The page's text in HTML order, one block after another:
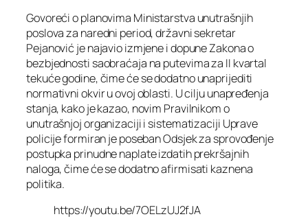
Govoreći o planovima Ministarstva unutrašnjih
poslova za naredni period, državni sekretar
Pejanović je najavio izmjene i dopune Zakona o
bezbjednosti saobraćaja na putevima za II kvartal
tekuće godine, čime će se dodatno unaprijediti
normativni okvir u ovoj oblasti. U cilju unapređenja
stanja, kako je kazao, novim Pravilnikom o
unutrašnjoj organizaciji i sistematizaciji Uprave
policije formiran je poseban Odsjek za sprovođenje
postupka prinudne naplate izdatih prekršajnih
naloga, čime će se dodatno afirmisati kaznena
politika.
https://youtu.be/7OELzUJ2fJA